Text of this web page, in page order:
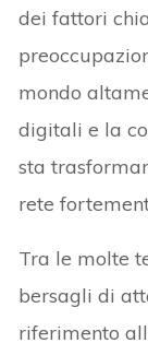
dei fattori
mondo
digitali e la
sta
rete
Tra le molte
bersagli di
riferimento